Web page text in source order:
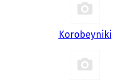
Korobeyniki